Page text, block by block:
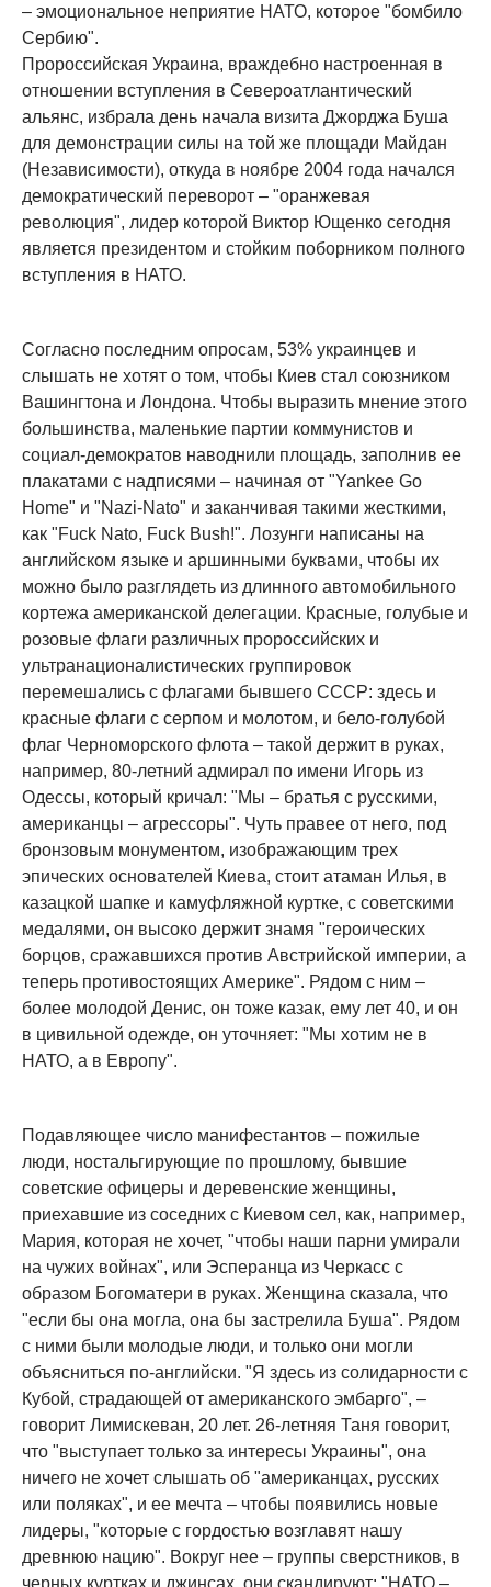
– эмоциональное неприятие НАТО, которое "бомбило
Сербию".
Пророссийская Украина, враждебно настроенная в
отношении вступления в Североатлантический
альянс, избрала день начала визита Джорджа Буша
для демонстрации силы на той же площади Майдан
(Независимости), откуда в ноябре 2004 года начался
демократический переворот – "оранжевая
революция", лидер которой Виктор Ющенко сегодня
является президентом и стойким поборником полного
вступления в НАТО.
Согласно последним опросам, 53% украинцев и
слышать не хотят о том, чтобы Киев стал союзником
Вашингтона и Лондона. Чтобы выразить мнение этого
большинства, маленькие партии коммунистов и
социал-демократов наводнили площадь, заполнив ее
плакатами с надписями – начиная от "Yankee Go
Home" и "Nazi-Nato" и заканчивая такими жесткими,
как "Fuck Nato, Fuck Bush!". Лозунги написаны на
английском языке и аршинными буквами, чтобы их
можно было разглядеть из длинного автомобильного
кортежа американской делегации. Красные, голубые и
розовые флаги различных пророссийских и
ультранационалистических группировок
перемешались с флагами бывшего СССР: здесь и
красные флаги с серпом и молотом, и бело-голубой
флаг Черноморского флота – такой держит в руках,
например, 80-летний адмирал по имени Игорь из
Одессы, который кричал: "Мы – братья с русскими,
американцы – агрессоры". Чуть правее от него, под
бронзовым монументом, изображающим трех
эпических основателей Киева, стоит атаман Илья, в
казацкой шапке и камуфляжной куртке, с советскими
медалями, он высоко держит знамя "героических
борцов, сражавшихся против Австрийской империи, а
теперь противостоящих Америке". Рядом с ним –
более молодой Денис, он тоже казак, ему лет 40, и он
в цивильной одежде, он уточняет: "Мы хотим не в
НАТО, а в Европу".
Подавляющее число манифестантов – пожилые
люди, ностальгирующие по прошлому, бывшие
советские офицеры и деревенские женщины,
приехавшие из соседних с Киевом сел, как, например,
Мария, которая не хочет, "чтобы наши парни умирали
на чужих войнах", или Эсперанца из Черкасс с
образом Богоматери в руках. Женщина сказала, что
"если бы она могла, она бы застрелила Буша". Рядом
с ними были молодые люди, и только они могли
объясниться по-английски. "Я здесь из солидарности с
Кубой, страдающей от американского эмбарго", –
говорит Лимискеван, 20 лет. 26-летняя Таня говорит,
что "выступает только за интересы Украины", она
ничего не хочет слышать об "американцах, русских
или поляках", и ее мечта – чтобы появились новые
лидеры, "которые с гордостью возглавят нашу
древнюю нацию". Вокруг нее – группы сверстников, в
черных куртках и джинсах, они скандируют: "НАТО –